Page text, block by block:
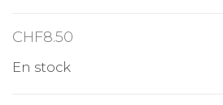
CHF8.50
En stock